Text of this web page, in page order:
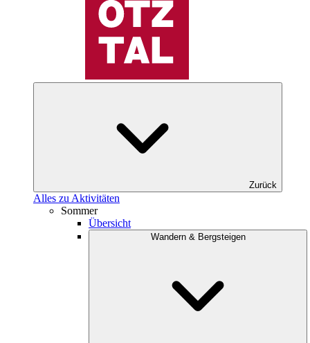
Zurück
Alles zu Aktivitäten
Sommer
Übersicht
Wandern & Bergsteigen